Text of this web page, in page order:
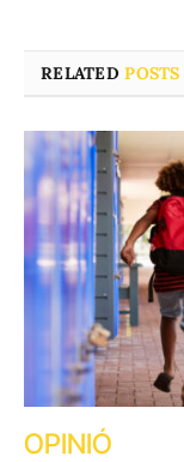
RELATEDPOSTS
OPINIÓ